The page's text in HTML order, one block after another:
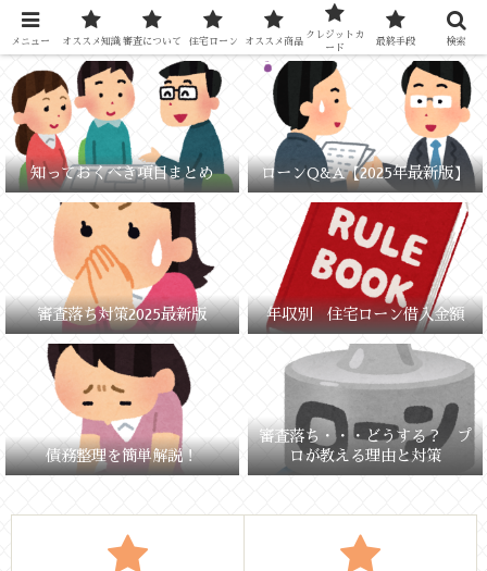
元銀行員が教える「失敗しないお金の選び方」
知っておくべき項目まとめ ローンQ&A【2025年最新版】
審査落ち対策2025最新版 年収別 住宅ローン借入金額
債務整理を簡単解説！
審査落ち・・・どうする？ プ
ロが教える理由と対策
メニュー オススメ知識 審査について 住宅ローン オススメ商品
クレジットカ
ード
最終手段 検索